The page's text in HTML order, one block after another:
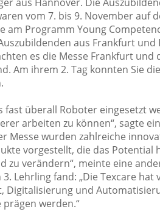
aus Hannover. Die
vom 7. bis 9. November auf
am Programm Young
aus Frankfurt und
es die Messe Frankfurt und
Am ihrem 2. Tag konnten Sie
fast überall Roboter eingesetzt
arbeiten zu können“, sagte
Messe wurden zahlreiche
vorgestellt, die das Potential
zu verändern“, meinte eine
Lehrling fand: „Die Texcare hat
Digitalisierung und
werden.“